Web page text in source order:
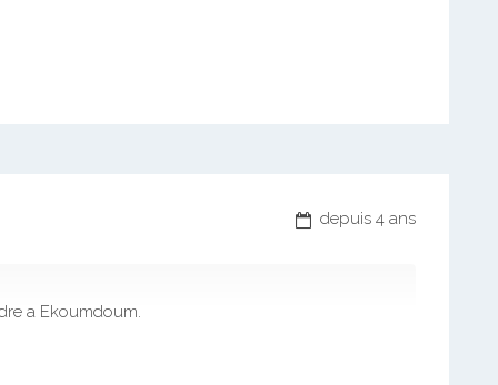
depuis 4 ans
a Ekoumdoum.